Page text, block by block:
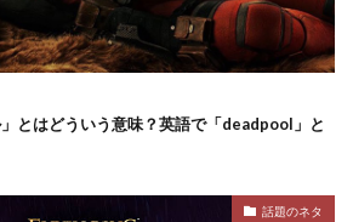
とはどういう意味？英語で「deadpool」と
話題のネタ